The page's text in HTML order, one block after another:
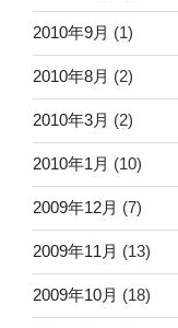
2010年9月 (1)
2010年8月 (2)
2010年3月 (2)
2010年1月 (10)
2009年12月 (7)
2009年11月 (13)
2009年10月 (18)